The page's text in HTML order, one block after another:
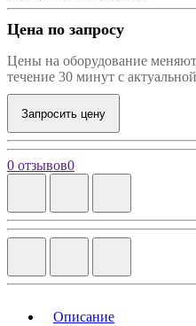
Цена по запросу
Цены на оборудование
течение 30 минут с
Запросить цену
0 отзывов0
Описание